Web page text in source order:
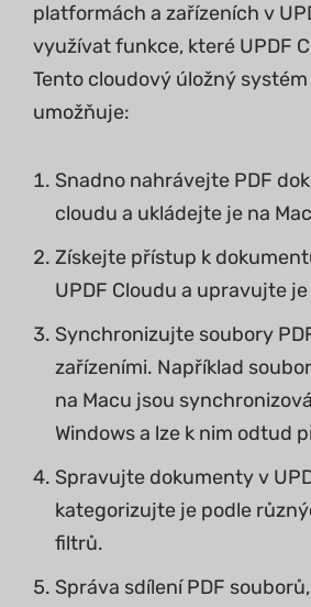
platformách a zařízeních v
využívat funkce, které UPDF
Tento cloudový úložný
umožňuje:
Snadno nahrávejte PDF
cloudu a ukládejte je na
Získejte přístup k
UPDF Cloudu a upravujte
Synchronizujte soubory
zařízeními. Například
na Macu jsou
Windows a lze k nim odtud
Spravujte dokumenty v
kategorizujte je podle
filtrů.
Správa sdílení PDF